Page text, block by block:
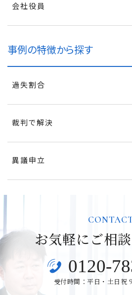
会社役員
事例の特徴から探す
過失割合
裁判で解決
異議申立
お気軽にご相
0120-
受付時間：平日・土日祝